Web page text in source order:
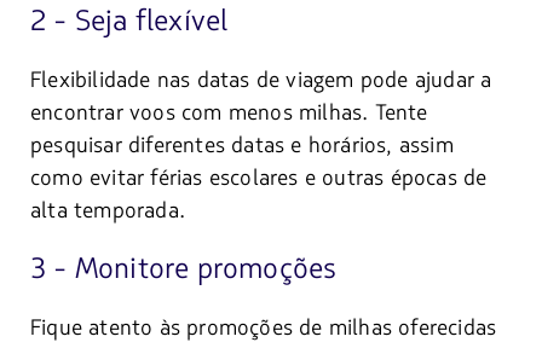
2 - Seja flexível
Flexibilidade nas datas de viagem pode ajudar a
encontrar voos com menos milhas. Tente
pesquisar diferentes datas e horários, assim
como evitar férias escolares e outras épocas de
alta temporada.
3 - Monitore promoções
Fique atento às promoções de milhas oferecidas